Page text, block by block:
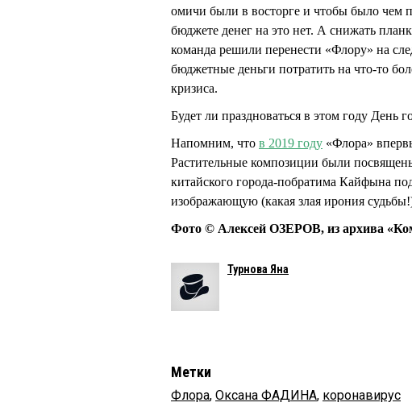
омичи были в восторге и чтобы было чем
бюджете денег на это нет. А снижать
команда решили перенести «Флору» на
бюджетные деньги потратить на что-то
кризиса.
Будет ли праздноваться в этом году День
Напомним, что в 2019 году «Флора»
Растительные композиции были
китайского города-побратима Кайфына
изображающую (какая злая ирония
Фото © Алексей ОЗЕРОВ, из архива
Турнова Яна
Метки
Флора, Оксана ФАДИНА, коронавирус